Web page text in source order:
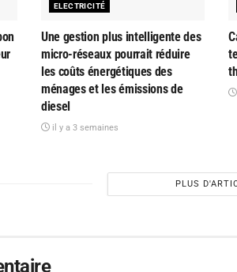
ELECTRICITÉ
Une gestion plus intelligente des
micro-réseaux pourrait réduire
les coûts énergétiques des
ménages et les émissions de
diesel
il y a 3 semaines
PLUS